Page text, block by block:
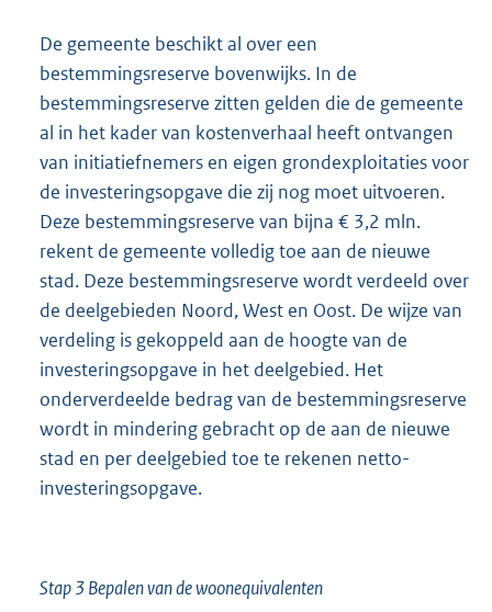
De gemeente beschikt al over een
bestemmingsreserve bovenwijks. In de
bestemmingsreserve zitten gelden die de gemeente
al in het kader van kostenverhaal heeft ontvangen
van initiatiefnemers en eigen grondexploitaties voor
de investeringsopgave die zij nog moet uitvoeren.
Deze bestemmingsreserve van bijna € 3,2 mln.
rekent de gemeente volledig toe aan de nieuwe
stad. Deze bestemmingsreserve wordt verdeeld over
de deelgebieden Noord, West en Oost. De wijze van
verdeling is gekoppeld aan de hoogte van de
investeringsopgave in het deelgebied. Het
onderverdeelde bedrag van de bestemmingsreserve
wordt in mindering gebracht op de aan de nieuwe
stad en per deelgebied toe te rekenen netto-
investeringsopgave.
Stap 3 Bepalen van de woonequivalenten